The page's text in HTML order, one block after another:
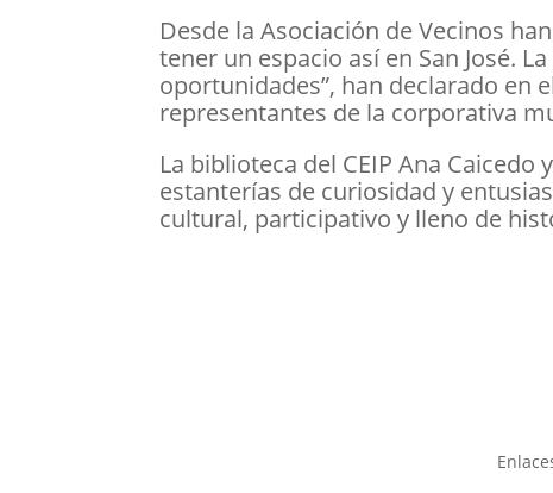
Desde la Asociación de Vecinos
tener un espacio así en San José.
oportunidades”, han declarado en
representantes de la corporativa
La biblioteca del CEIP Ana
estanterías de curiosidad y
cultural, participativo y lleno de